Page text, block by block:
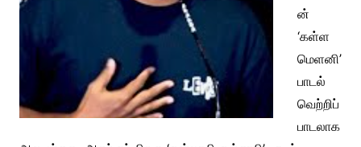
ன்
‘கள்ள
மெளனி’
பாடல்
வெற்றிப்
பாடலாக